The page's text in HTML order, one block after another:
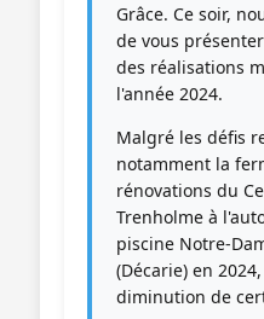
Grâce. Ce soir,
de vous
des réalisations
l'année 2024.
Malgré les défis
notamment la
rénovations du
Trenholme à
piscine Notre-
(Décarie) en
diminution de